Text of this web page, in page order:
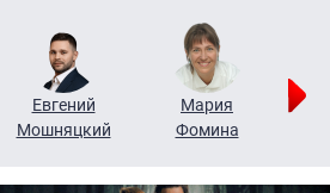
Евгений
Мошняцкий
Мария
Фомина